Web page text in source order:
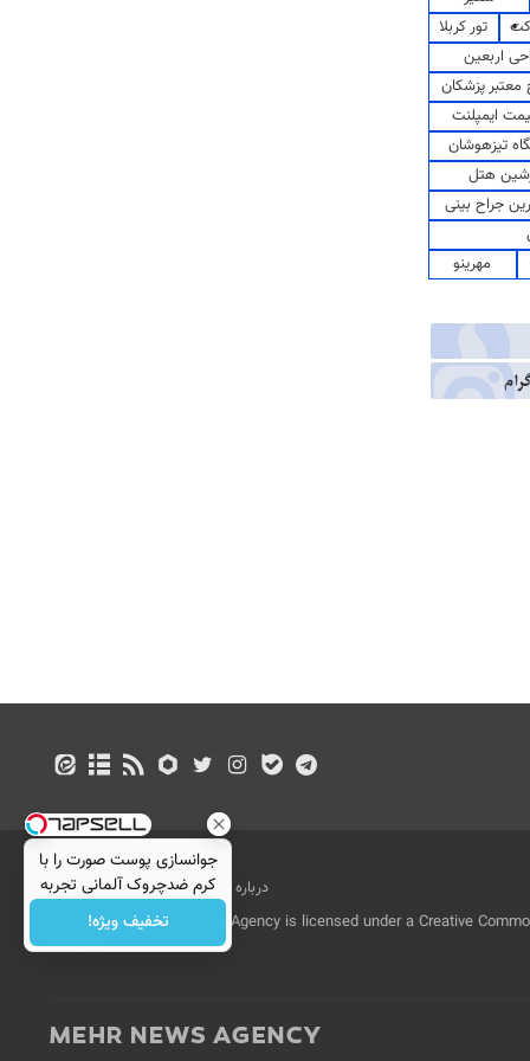
تور کربلا
اربعین
پزشکان
ایمپلنت
تیزهوشان
هتل
جراح بینی
مهرینو
درباره ما تماس با ما
بازرگانی
All Content by Mehr News Agency is licensed under a Creative
License.
جوانسازی پوست صورت را با
کرم ضدچروک آلمانی تجربه
کنید!
تخفیف ویژه!